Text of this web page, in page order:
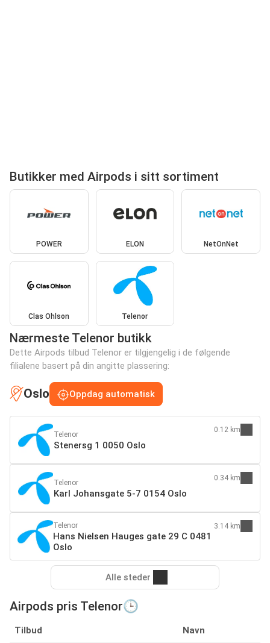
Butikker med Airpods i sitt sortiment
POWER ELON NetOnNet
Clas Ohlson Telenor
Nærmeste Telenor butikk
Dette Airpods tilbud Telenor er tilgjengelig i de følgende
filialene basert på din angitte plassering:
Oslo Oppdag automatisk
Telenor
Stenersg 1 0050 Oslo
0.12 km
Telenor
Karl Johansgate 5-7 0154 Oslo
0.34 km
Telenor
Hans Nielsen Hauges gate 29 C 0481
Oslo
3.14 km
Alle steder
Airpods pris Telenor🕒
Tilbud Navn